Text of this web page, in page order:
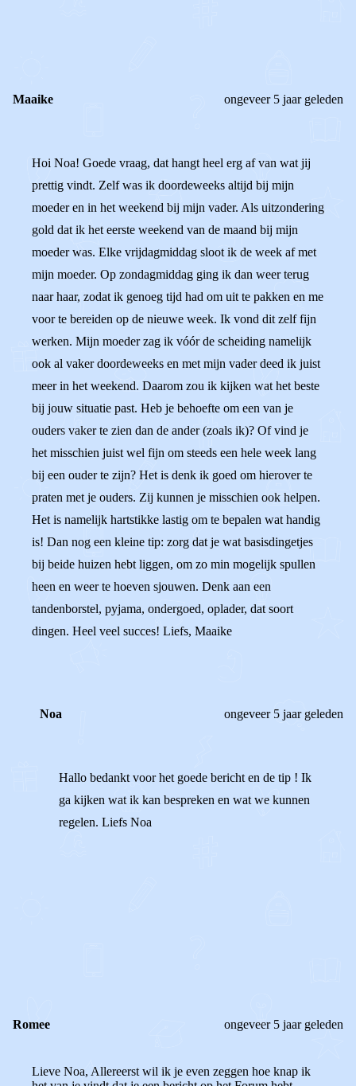
Maaike ongeveer 5 jaar geleden
Hoi Noa! Goede vraag, dat hangt heel erg af van wat jij
prettig vindt. Zelf was ik doordeweeks altijd bij mijn
moeder en in het weekend bij mijn vader. Als uitzondering
gold dat ik het eerste weekend van de maand bij mijn
moeder was. Elke vrijdagmiddag sloot ik de week af met
mijn moeder. Op zondagmiddag ging ik dan weer terug
naar haar, zodat ik genoeg tijd had om uit te pakken en me
voor te bereiden op de nieuwe week. Ik vond dit zelf fijn
werken. Mijn moeder zag ik vóór de scheiding namelijk
ook al vaker doordeweeks en met mijn vader deed ik juist
meer in het weekend. Daarom zou ik kijken wat het beste
bij jouw situatie past. Heb je behoefte om een van je
ouders vaker te zien dan de ander (zoals ik)? Of vind je
het misschien juist wel fijn om steeds een hele week lang
bij een ouder te zijn? Het is denk ik goed om hierover te
praten met je ouders. Zij kunnen je misschien ook helpen.
Het is namelijk hartstikke lastig om te bepalen wat handig
is! Dan nog een kleine tip: zorg dat je wat basisdingetjes
bij beide huizen hebt liggen, om zo min mogelijk spullen
heen en weer te hoeven sjouwen. Denk aan een
tandenborstel, pyjama, ondergoed, oplader, dat soort
dingen. Heel veel succes! Liefs, Maaike
Noa ongeveer 5 jaar geleden
Hallo bedankt voor het goede bericht en de tip ! Ik
ga kijken wat ik kan bespreken en wat we kunnen
regelen. Liefs Noa
Romee ongeveer 5 jaar geleden
Lieve Noa, Allereerst wil ik je even zeggen hoe knap ik